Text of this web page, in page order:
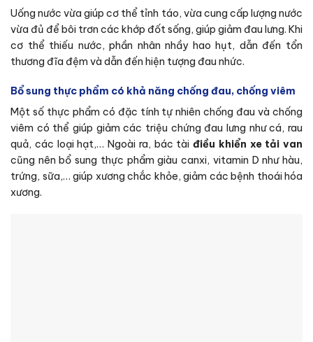
Uống nước vừa giúp cơ thể tỉnh táo, vừa cung cấp lượng nước
vừa đủ để bôi trơn các khớp đốt sống, giúp giảm đau lưng. Khi
cơ thể thiếu nước, phần nhân nhầy hao hụt, dẫn đến tổn
thương đĩa đệm và dẫn đến hiện tượng đau nhức.
Bổ sung thực phẩm có khả năng chống đau, chống viêm
Một số thực phẩm có đặc tính tự nhiên chống đau và chống
viêm có thể giúp giảm các triệu chứng đau lưng như cá, rau
quả, các loại hạt,… Ngoài ra, bác tài điều khiển xe tải van
cũng nên bổ sung thực phẩm giàu canxi, vitamin D như hàu,
trứng, sữa,… giúp xương chắc khỏe, giảm các bệnh thoái hóa
xương.